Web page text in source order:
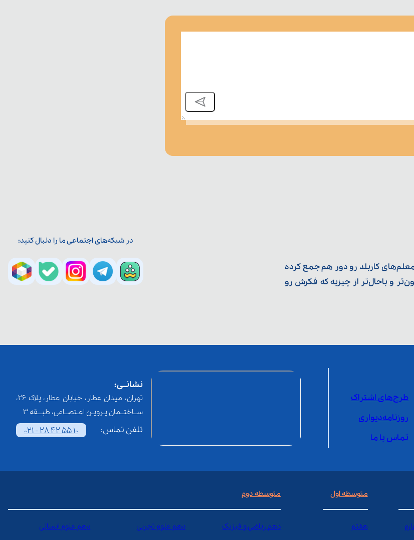
کاربلد رو دور هم جمع کرده
و باحال‌تر از چیزیه که فکرش رو
در شبکه‌های اجتماعی ما را دنبال کنید:
طرح‌های اشتراک
روزنامه‌دیواری
تماس با ما
نشانــی:
تهران، میدان عطار، خیابان عطار، پلاک 26،
ســاختــمان پـرویـن اعـتصــامی، طبـــقه 3
تلفن تماس: 021 - 28 42 55 10
متوسطه اول
هفتم
متوسطه دوم
دهم ریاضی و فیزیک دهم علوم تجربی دهم علوم انسانی